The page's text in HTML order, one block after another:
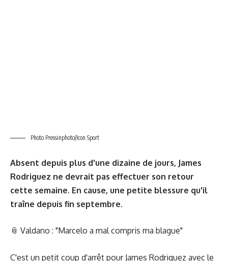
Photo Pressinphoto/Icon Sport
Absent depuis plus d'une dizaine de jours, James
Rodriguez ne devrait pas effectuer son retour
cette semaine. En cause, une petite blessure qu'il
traîne depuis fin septembre.
📎 Valdano : "Marcelo a mal compris ma blague"
C'est un petit coup d'arrêt pour James Rodriguez avec le